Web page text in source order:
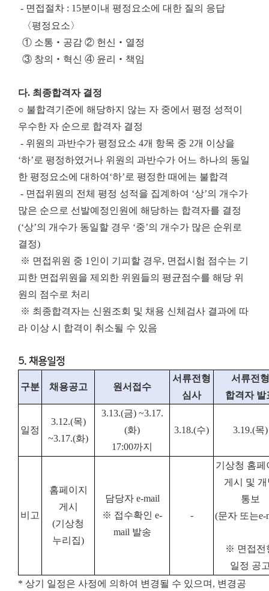
- 면접절차 : 15분이내 평정요소에 대한 질의 응답
〈평정요소〉
① 소통 ‧ 공감 ② 헌신 ‧ 열정
③ 창의 ‧ 혁신 ④ 윤리 ‧ 책임
다. 최종합격자 결정
○ 불합격기준에 해당하지 않는 자 중에서 평정 성적이
우수한 자 순으로 합격자 결정
- 위원의 과반수가 평정요소 4개 항목 중 2개 이상을
‘하’로 평정하였거나 위원의 과반수가 어느 하나의 동일
한 평정요소에 대하여‘하’로 평정한 때에는 불합격
- 면접위원의 전체 평정 성적을 집계하여 ‘상’의 개수가
많은 순으로 선발예정인원에 해당하는 합격자를 결정
(‘상’의 개수가 동일할 경우 ‘중’의 개수가 많은 순위로
결정)
※ 면접위원 중 1인이 기피할 경우, 면접시험 점수는 기
피한 면접위원을 제외한 위원들의 평균점수를 해당 위
원의 점수로 처리
※ 최종합격자는 신원조회 및 채용 신체검사 결과에 따
라 이상 시 합격이 취소될 수 있음
5. 채용일정
구분 채용공고 원서접수
서류전형
심사
서류전형
합격자 발
일정
3.12.(목)
~3.17.(화)
3.13.(금) ~3.17.
(화)
17:00까지
3.18.(수) 3.19.(목)
비고
홈페이지
게시
(기상청
누리집)
담당자 e-mail
※ 접수확인 e-
mail 발송
-
기상청 홈페
게시 및
통보
(문자 또는e-
※ 면접전
일정 공
* 상기 일정은 사정에 의하여 변경될 수 있으며, 변경공